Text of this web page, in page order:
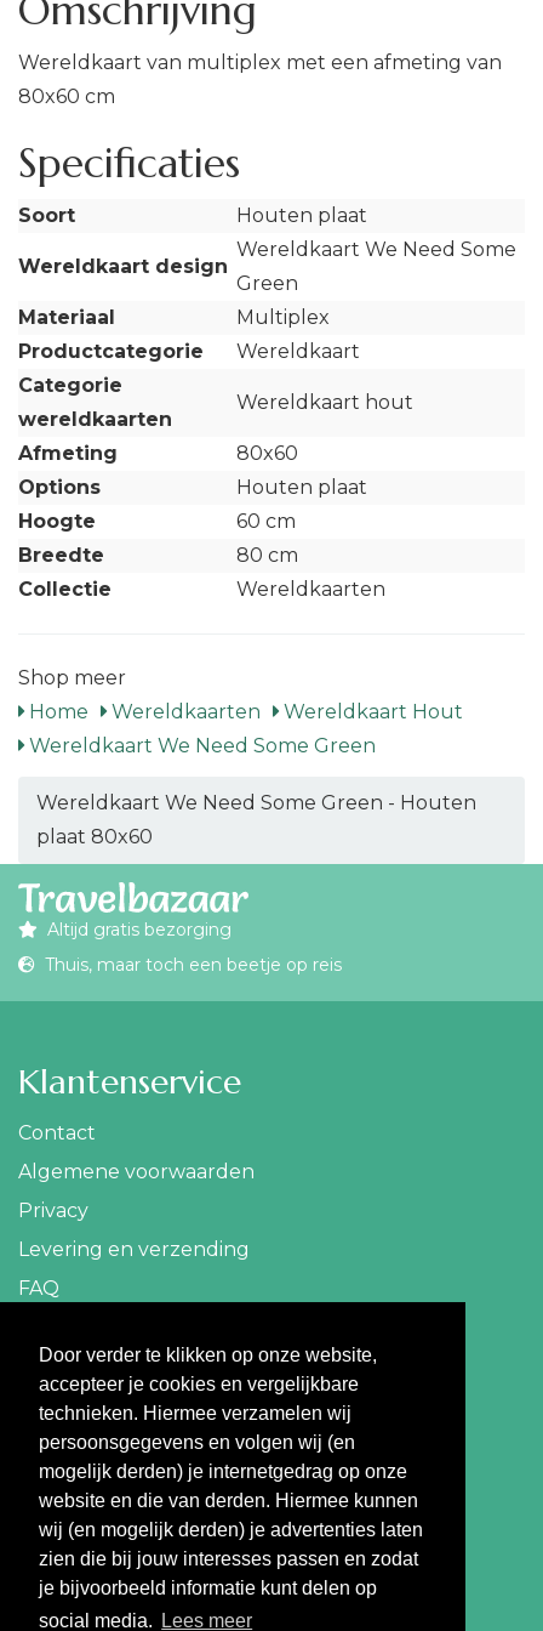
Door verder te klikken op onze website,
accepteer je cookies en vergelijkbare
technieken. Hiermee verzamelen wij
persoonsgegevens en volgen wij (en
mogelijk derden) je internetgedrag op onze
website en die van derden. Hiermee kunnen
wij (en mogelijk derden) je advertenties laten
zien die bij jouw interesses passen en zodat
je bijvoorbeeld informatie kunt delen op
social media.
Lees meer
Wereldkaart van multiplex met een afmeting van
80x60 cm
Specificaties
Soort Houten plaat
Wereldkaart design
Wereldkaart We Need Some
Green
Materiaal
Multiplex
Productcategorie
Wereldkaart
Categorie
wereldkaarten
Wereldkaart hout
Afmeting
80x60
Options
Houten plaat
Hoogte
60 cm
Breedte
80 cm
Collectie
Wereldkaarten
Shop meer
Home
Wereldkaarten
Wereldkaart Hout
Wereldkaart We Need Some Green
Wereldkaart We Need Some Green - Houten
plaat 80x60
Altijd gratis bezorging
Thuis, maar toch een beetje op reis
Klantenservice
Contact
Algemene voorwaarden
Privacy
Levering en verzending
FAQ
Contact
info@travelbazaar.nl
Betaal veilig